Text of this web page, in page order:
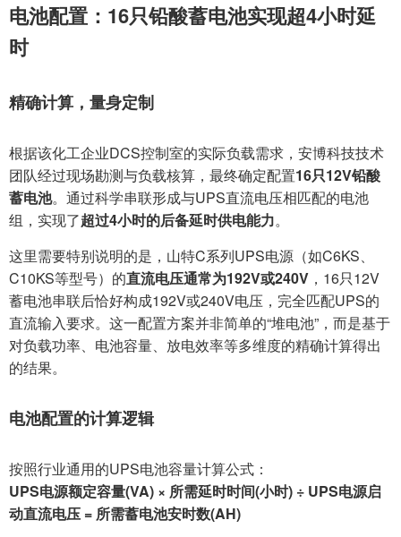
电池配置：16只铅酸蓄电池实现超4小时延
时
精确计算，量身定制
根据该化工企业DCS控制室的实际负载需求，安博科技技术
团队经过现场勘测与负载核算，最终确定配置16只12V铅酸
蓄电池。通过科学串联形成与UPS直流电压相匹配的电池
组，实现了超过4小时的后备延时供电能力。
这里需要特别说明的是，山特C系列UPS电源（如C6KS、
C10KS等型号）的直流电压通常为192V或240V ，16只12V
蓄电池串联后恰好构成192V或240V电压，完全匹配UPS的
直流输入要求。这一配置方案并非简单的“堆电池”，而是基于
对负载功率、电池容量、放电效率等多维度的精确计算得出
的结果。
电池配置的计算逻辑
按照行业通用的UPS电池容量计算公式：
UPS电源额定容量(VA) × 所需延时时间(小时) ÷ UPS电源启
动直流电压 = 所需蓄电池安时数(AH)